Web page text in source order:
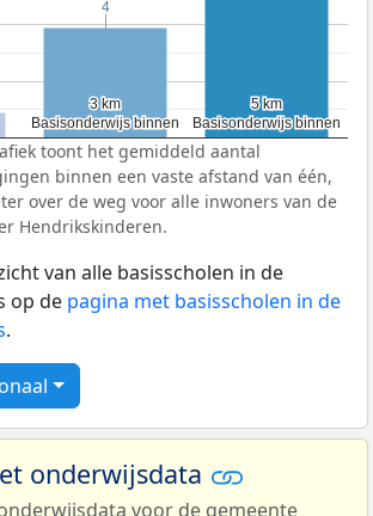
Basisonderwijs binnen
Basisonderwijs binnen
3 km
3 km
Basisonderwijs binnen
Basisonderwijs binnen
5 km
5 km
4
4
toont het gemiddeld aantal
binnen een vaste afstand van één,
over de weg voor alle inwoners van de
Hendrikskinderen.
van alle basisscholen in de
op de pagina met basisscholen in de
.
onderwijsdata
voor de gemeente